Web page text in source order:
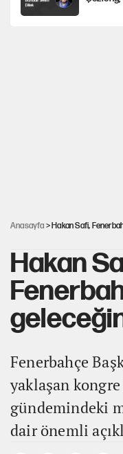
Anasayfa > Hakan Safi,
Hakan
Fenerbahçe
yaklaşan
gündemindeki
dair önemli